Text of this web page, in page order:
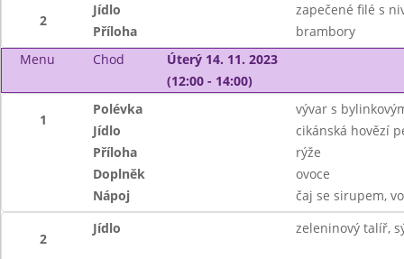
2
Jídlo
zapečené filé s
Příloha
brambory
Menu
Chod
Úterý 14. 11. 2023
(12:00 - 14:00)
1
Polévka
vývar s
Jídlo
cikánská hovězí
Příloha
rýže
Doplněk
ovoce
Nápoj
čaj se sirupem,
2
Jídlo zeleninový talíř,